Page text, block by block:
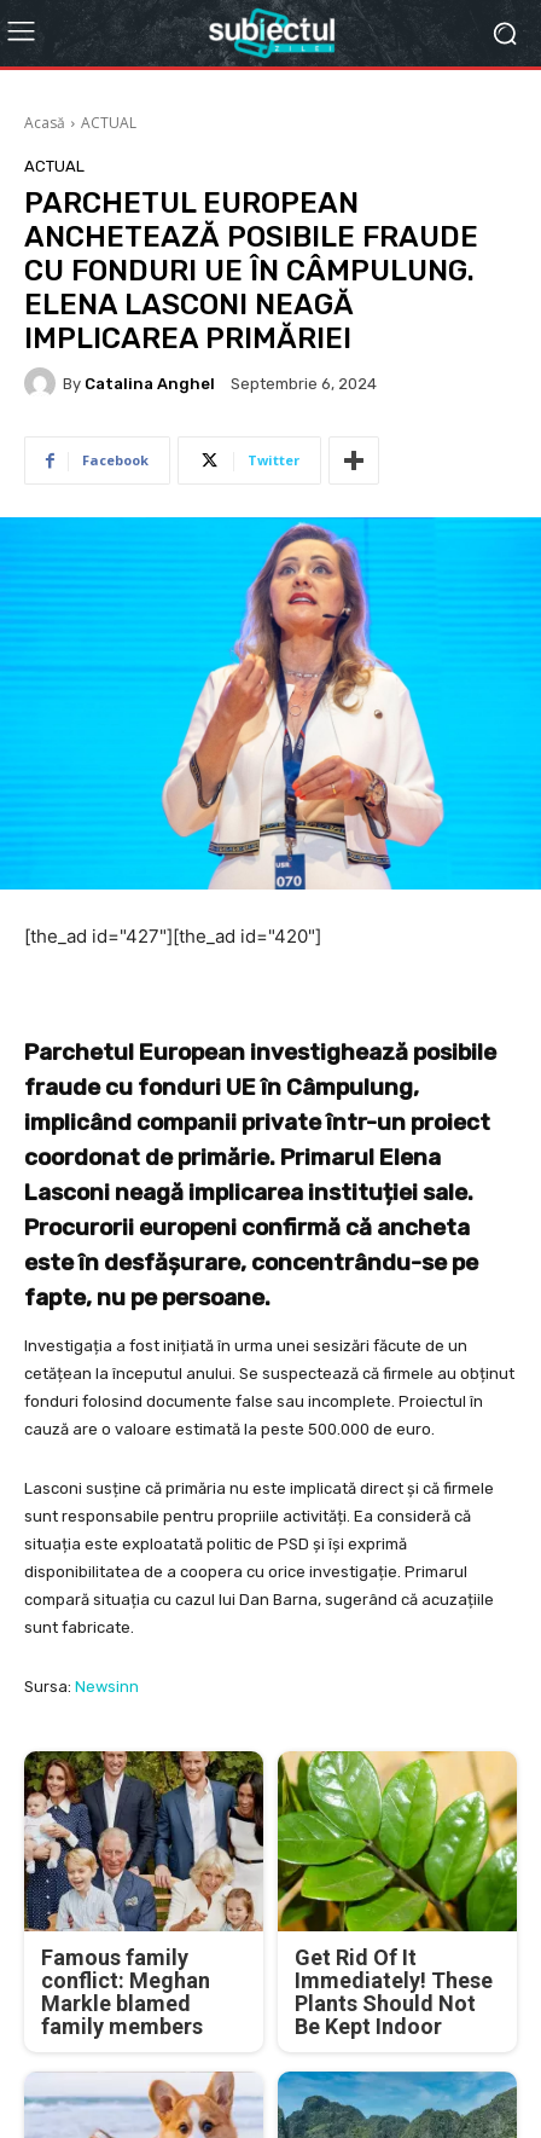
Acasă ACTUAL
ACTUAL
PARCHETUL EUROPEAN
ANCHETEAZĂ POSIBILE FRAUDE
CU FONDURI UE ÎN CÂMPULUNG.
ELENA LASCONI NEAGĂ
IMPLICAREA PRIMĂRIEI
By Catalina Anghel Septembrie 6, 2024
Facebook Twitter
[the_ad id="427"][the_ad id="420"]
Parchetul European investighează posibile
fraude cu fonduri UE în Câmpulung,
implicând companii private într-un proiect
coordonat de primărie. Primarul Elena
Lasconi neagă implicarea instituției sale.
Procurorii europeni confirmă că ancheta
este în desfășurare, concentrându-se pe
fapte, nu pe persoane.
Investigația a fost inițiată în urma unei sesizări făcute de un
cetățean la începutul anului. Se suspectează că firmele au obținut
fonduri folosind documente false sau incomplete. Proiectul în
cauză are o valoare estimată la peste 500.000 de euro.
Lasconi susține că primăria nu este implicată direct și că firmele
sunt responsabile pentru propriile activități. Ea consideră că
situația este exploatată politic de PSD și își exprimă
disponibilitatea de a coopera cu orice investigație. Primarul
compară situația cu cazul lui Dan Barna, sugerând că acuzațiile
sunt fabricate.
Sursa: Newsinn
Famous family
conflict: Meghan
Markle blamed
family members
Get Rid Of It
Immediately! These
Plants Should Not
Be Kept Indoor